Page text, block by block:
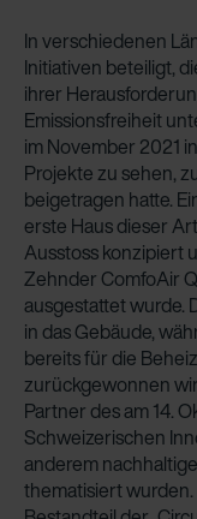
In verschiedenen
Initiativen beteiligt,
ihrer
Emissionsfreiheit
im November 2021
Projekte zu sehen,
beigetragen hatte.
erste Haus dieser
Ausstoss konzipiert
Zehnder ComfoAir
ausgestattet wurde.
in das Gebäude,
bereits für die
zurückgewonnen
Partner des am 14.
Schweizerischen
anderem
thematisiert